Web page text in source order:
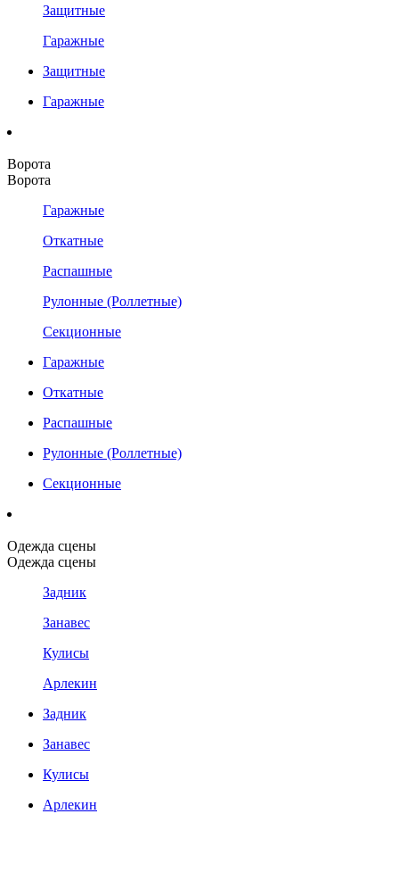
Защитные
Гаражные
Защитные
Гаражные
Ворота
Ворота
Гаражные
Откатные
Распашные
Рулонные (Роллетные)
Секционные
Гаражные
Откатные
Распашные
Рулонные (Роллетные)
Секционные
Одежда сцены
Одежда сцены
Задник
Занавес
Кулисы
Арлекин
Задник
Занавес
Кулисы
Арлекин